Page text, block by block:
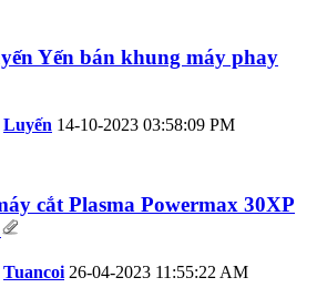
Yến bán khung máy phay
Luyến 14-10-2023 03:58:09 PM
cắt Plasma Powermax 30XP
Tuancoi 26-04-2023 11:55:22 AM